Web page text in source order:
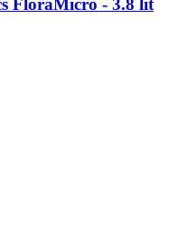
FloraMicro - 3.8 lít